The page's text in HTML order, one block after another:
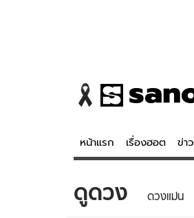
หน้าแรก เรื่องฮอต ข่าว
ข่าว
ดูดวง ดวงแม่น